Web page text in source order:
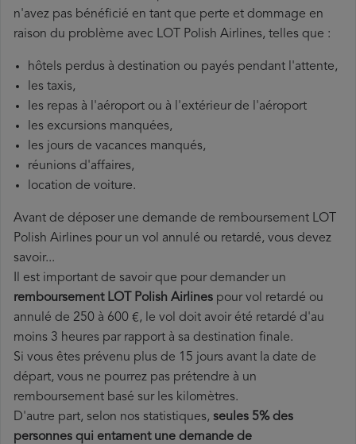
n'avez pas bénéficié en tant que perte et dommage en
raison du problème avec LOT Polish Airlines, telles que :
hôtels perdus à destination ou payés pendant l'attente,
les taxis,
les repas à l'aéroport ou à l'extérieur de l'aéroport
les excursions manquées,
les jours de vacances manqués,
réunions d'affaires,
location de voiture.
Avant de déposer une demande de remboursement LOT
Polish Airlines pour un vol annulé ou retardé, vous devez
savoir...
Il est important de savoir que pour demander un
remboursement LOT Polish Airlines pour vol retardé ou
annulé de 250 à 600 €, le vol doit avoir été retardé d'au
moins 3 heures par rapport à sa destination finale.
Si vous êtes prévenu plus de 15 jours avant la date de
départ, vous ne pourrez pas prétendre à un
remboursement basé sur les kilomètres.
D'autre part, selon nos statistiques, seules 5% des
personnes qui entament une demande de